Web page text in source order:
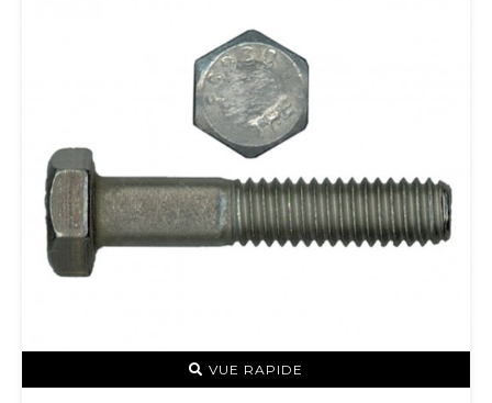
VUE RAPIDE